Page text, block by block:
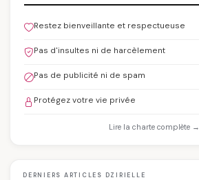
Restez bienveillante et respectueuse
Pas d'insultes ni de harcèlement
Pas de publicité ni de spam
Protégez votre vie privée
Lire la charte complète →
DERNIERS ARTICLES DZIRIELLE